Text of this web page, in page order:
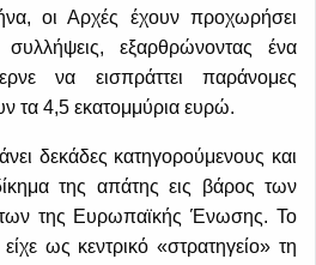
οι Αρχές έχουν προχωρήσει
εξαρθρώνοντας ένα
να εισπράττει παράνομες
τα 4,5 εκατομμύρια ευρώ.
δεκάδες κατηγορούμενους και
της απάτης εις βάρος των
της Ευρωπαϊκής Ένωσης. Το
ως κεντρικό «στρατηγείο» τη